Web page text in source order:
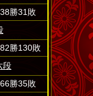
38勝31敗
勝130敗
段
66勝35敗